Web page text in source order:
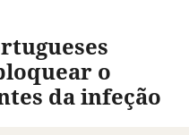
o
da infeção